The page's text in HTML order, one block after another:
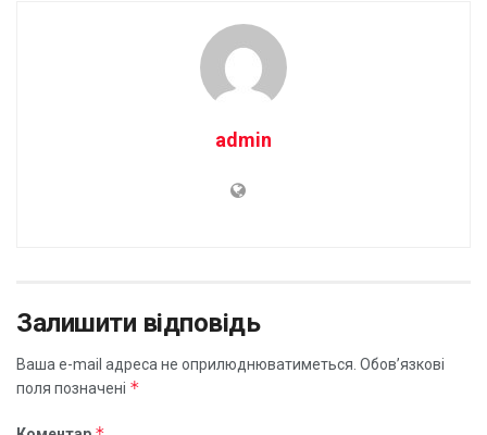
admin
Залишити відповідь
Ваша e-mail адреса не оприлюднюватиметься. Обов’язкові
поля позначені *